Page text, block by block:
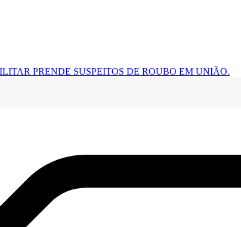
PRENDE SUSPEITOS DE ROUBO EM UNIÃO.